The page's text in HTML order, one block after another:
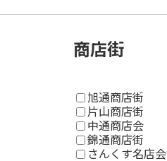
ペ
商店街
旭通商店街
片山商店街
中通商店会
錦通商店街
さんくす名店会